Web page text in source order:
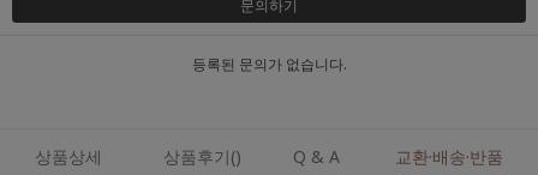
문의하기
등록된 문의가 없습니다.
상품상세 상품후기() Q & A 교환·배송·반품